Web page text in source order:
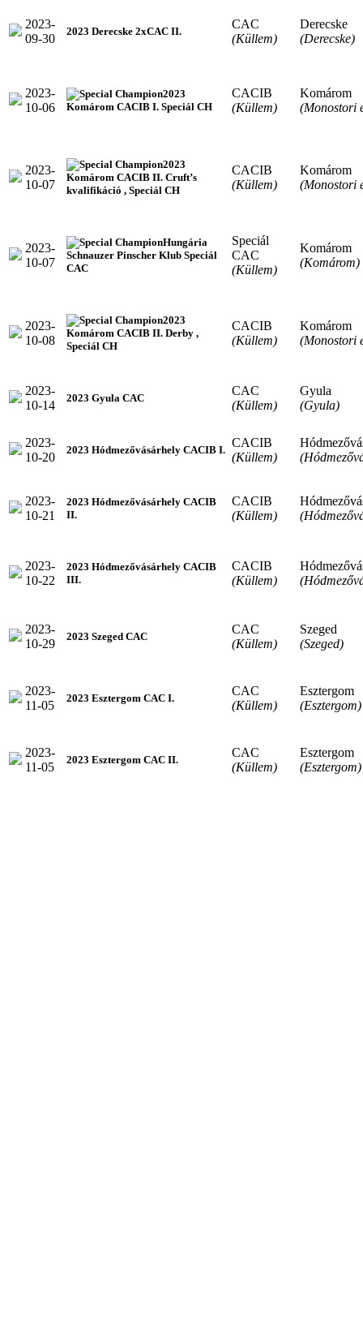
2023-
09-30
2023 Derecske 2xCAC II.
CAC
(Küllem)
Derecske
(Derecske)
2023-
10-06
2023
Komárom CACIB I. Speciál CH
CACIB
(Küllem)
Komárom
(Monostori
2023-
10-07
2023
Komárom CACIB II. Cruft’s
kvalifikáció , Speciál CH
CACIB
(Küllem)
Komárom
(Monostori
2023-
10-07
Hungária
Schnauzer Pinscher Klub Speciál
CAC
Speciál
CAC
(Küllem)
Komárom
(Komárom)
2023-
10-08
2023
Komárom CACIB II. Derby ,
Speciál CH
CACIB
(Küllem)
Komárom
(Monostori
2023-
10-14
2023 Gyula CAC
CAC
(Küllem)
Gyula
(Gyula)
2023-
10-20
2023 Hódmezővásárhely CACIB I.
CACIB
(Küllem)
2023-
10-21
2023 Hódmezővásárhely CACIB
II.
CACIB
(Küllem)
2023-
10-22
2023 Hódmezővásárhely CACIB
III.
CACIB
(Küllem)
2023-
10-29
2023 Szeged CAC
CAC
(Küllem)
Szeged
(Szeged)
2023-
11-05
2023 Esztergom CAC I.
CAC
(Küllem)
Esztergom
(Esztergom)
2023-
11-05
2023 Esztergom CAC II.
CAC
(Küllem)
Esztergom
(Esztergom)